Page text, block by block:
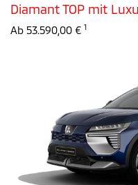
Diamant TOP mit
Ab 53.590,00 € 1